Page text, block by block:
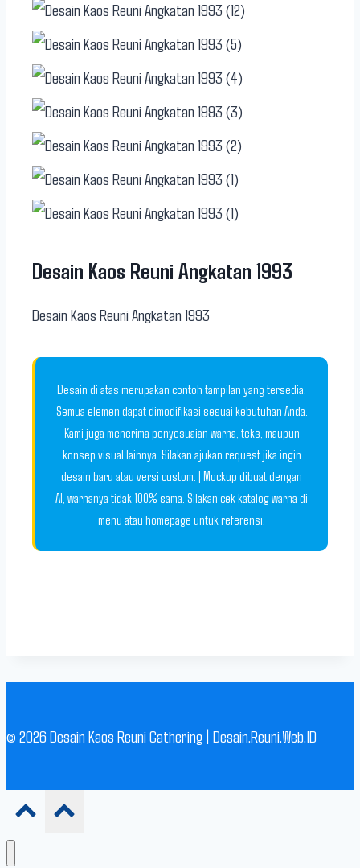
Desain Kaos Reuni Angkatan 1993
Desain Kaos Reuni Angkatan 1993
Desain di atas merupakan contoh tampilan yang tersedia.
Semua elemen dapat dimodifikasi sesuai kebutuhan Anda.
Kami juga menerima penyesuaian warna, teks, maupun
konsep visual lainnya. Silakan ajukan request jika ingin
desain baru atau versi custom. | Mockup dibuat dengan
AI, warnanya tidak 100% sama. Silakan cek katalog warna di
menu atau homepage untuk referensi.
© 2026 Desain Kaos Reuni Gathering | Desain.Reuni.Web.ID